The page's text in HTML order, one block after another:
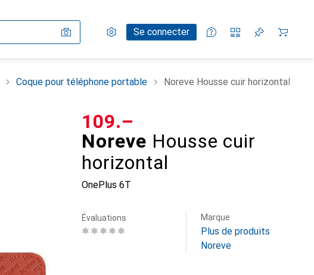
Paramètres
Compte clientSe connecter
Listes de comparaison
Listes d'envies
Panier
Coque pour téléphone portable Noreve Housse cuir horizontal
Noreve Housse cuir
horizontal
OnePlus 6T
CHF
109.–
Évaluations Marque
Plus de produits
Noreve